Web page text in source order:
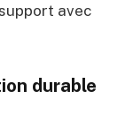
avec
durable